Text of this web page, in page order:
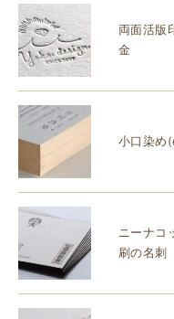
両面活版
金
小口染め
ニーナコ
刷の名刺